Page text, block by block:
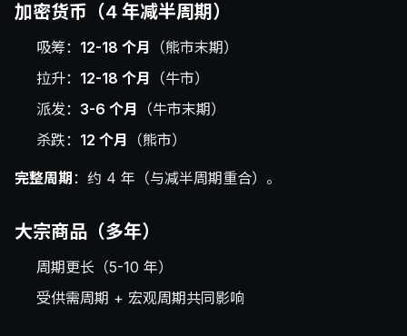
加密货币（4 年减半周期）
吸筹： 12-18 个月
（熊市末期）
拉升： 12-18 个月
（牛市）
派发： 3-6 个月
（牛市末期）
杀跌： 12 个月 （熊市）
完整周期 ：约 4 年（与减半周期重合）。
大宗商品（多年）
周期更长（5-10 年）
受供需周期 + 宏观周期共同影响